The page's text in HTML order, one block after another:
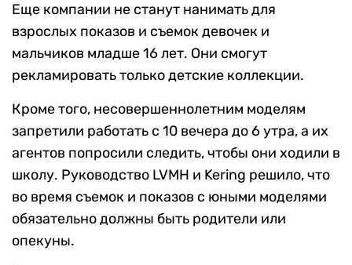
Еще компании не станут нанимать для
взрослых показов и съемок девочек и
мальчиков младше 16 лет. Они смогут
рекламировать только детские коллекции.
Кроме того, несовершеннолетним моделям
запретили работать с 10 вечера до 6 утра, а их
агентов попросили следить, чтобы они ходили в
школу. Руководство LVMH и Kering решило, что
во время съемок и показов с юными моделями
обязательно должны быть родители или
опекуны.